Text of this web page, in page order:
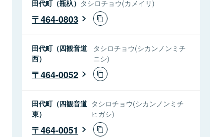
田代町（瓶杁） タシロチョウ(カメイリ)
464-0803
田代町（四観音道
西）
タシロチョウ(シカンノンミチ
ニシ)
464-0052
田代町（四観音道
東）
タシロチョウ(シカンノンミチ
ヒガシ)
464-0051